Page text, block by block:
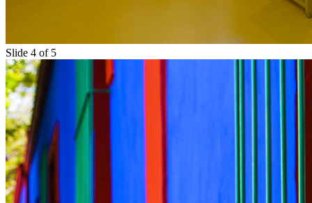
Slide 4 of 5